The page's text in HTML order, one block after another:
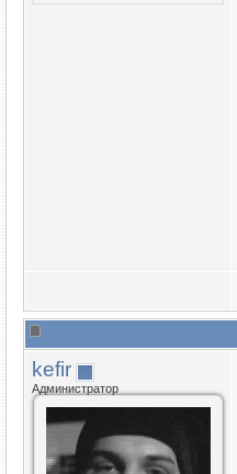
kefir
Администратор